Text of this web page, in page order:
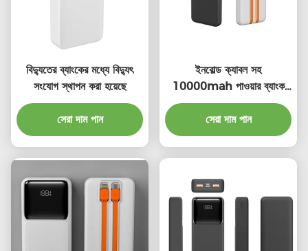
বিদ্যুতের ব্যাংকের মধ্যে বিদ্যুৎ
সংযোগ স্থাপন করা হয়েছে
সেরা দাম পান
ইনবোল্ড ক্যাবল সহ
10000mah পাওয়ার ব্যাংক
ইনবোল্ড ইউএসবি সি ক্যাবল সহ
পাওয়ার ব্যাংক
সেরা দাম পান